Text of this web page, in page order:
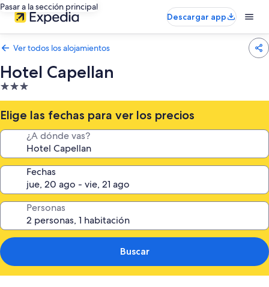
Pasar a la sección principal
Descargar app
Ver todos los alojamientos
Hotel Capellan
Alojamiento
de
3.0 estrellas
Elige las fechas para ver los precios
¿A dónde vas?
Fechas
Personas
Buscar